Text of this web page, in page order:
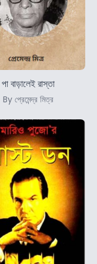
পা বাড়ালেই রাস্তা
By প্রেমেন্দ্র মিত্র